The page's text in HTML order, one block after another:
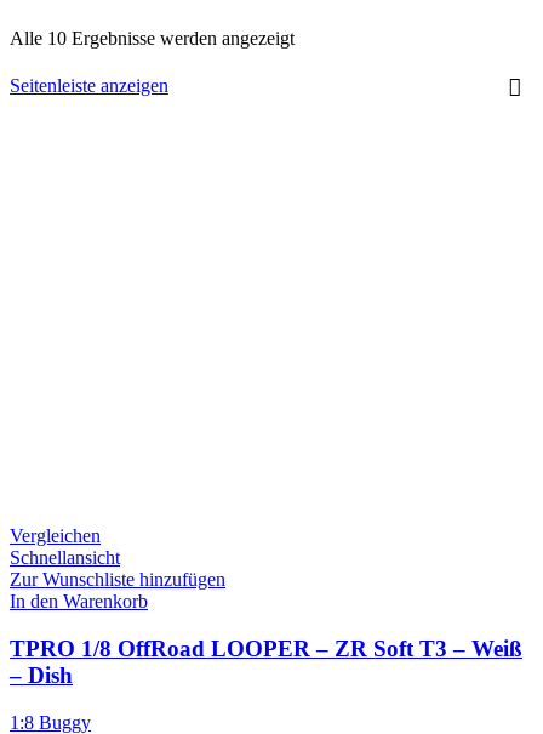
Alle 10 Ergebnisse werden angezeigt
Seitenleiste anzeigen
Vergleichen
Schnellansicht
Zur Wunschliste hinzufügen
In den Warenkorb
TPRO 1/8 OffRoad LOOPER – ZR Soft T3 – Weiß
– Dish
1:8 Buggy